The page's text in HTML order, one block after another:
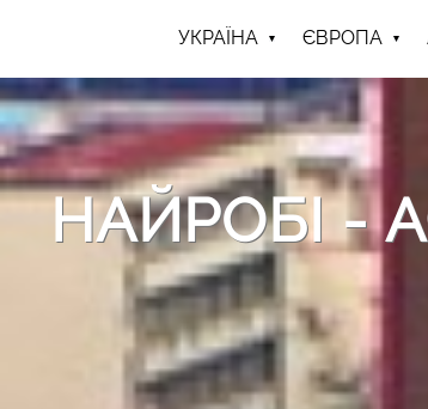
УКРАЇНА ЄВРОПА
НАЙРОБІ -